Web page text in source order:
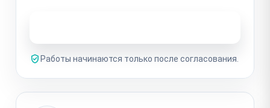
Работы начинаются только после согласования.